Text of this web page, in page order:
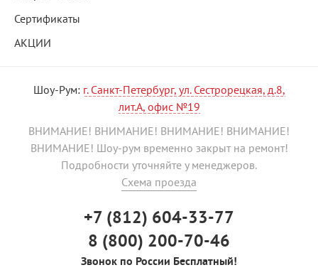
Сертификаты
АКЦИИ
Шоу-Рум: г. Санкт-Петербург, ул. Сестрорецкая, д.8,
лит.А, офис №19
ВНИМАНИЕ! ВНИМАНИЕ! ВНИМАНИЕ! ВНИМАНИЕ!
ВНИМАНИЕ! Шоу-рум временно закрыт на ремонт!
Подробности уточняйте у менеджеров.
Схема проезда
+7 (812) 604-33-77
8 (800) 200-70-46
Звонок по России Бесплатный!